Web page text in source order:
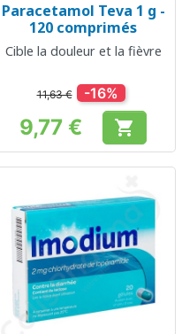
Paracetamol Teva 1 g -
120 comprimés
Cible la douleur et la fièvre
11,63 € -16%
Prix
9,77 € 